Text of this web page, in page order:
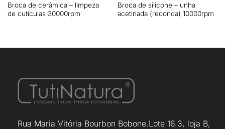
Broca de cerâmica – limpeza
de cutículas 30000rpm
Broca de silicone – unha
acetinada (redonda) 10000rpm
Rua Maria Vitória Bourbon Bobone.Lote 16.3, loja B,